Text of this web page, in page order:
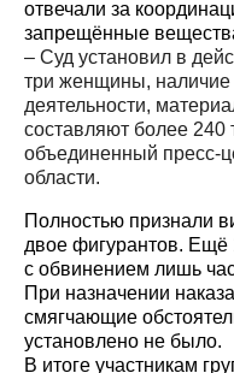
отвечали за
запрещённые
– Суд установил в
три женщины, наличие
деятельности,
составляют более 240
объединенный пресс-
области.
Полностью признали
двое фигурантов. Ещё
с обвинением лишь
При назначении
смягчающие
установлено не было.
В итоге участникам